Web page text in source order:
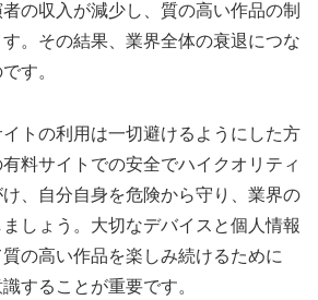
の収入が減少し、質の高い作品の制
。その結果、業界全体の衰退につな
す。
トの利用は一切避けるようにした方
料サイトでの安全でハイクオリティ
、自分自身を危険から守り、業界の
しょう。大切なデバイスと個人情報
の高い作品を楽しみ続けるために
することが重要です。